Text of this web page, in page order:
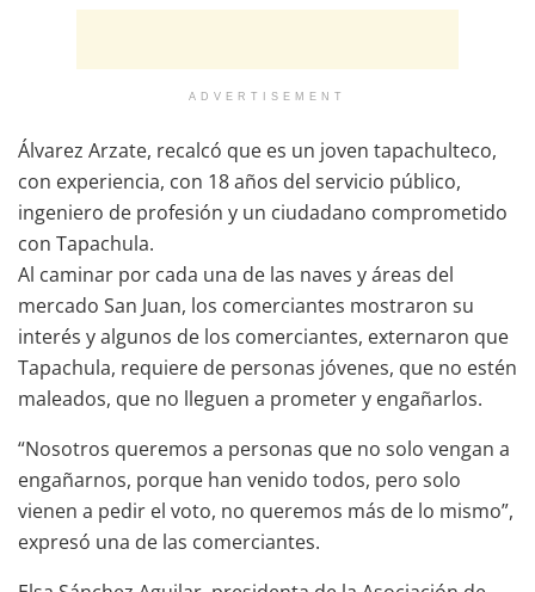
ADVERTISEMENT
Álvarez Arzate, recalcó que es un joven tapachulteco,
con experiencia, con 18 años del servicio público,
ingeniero de profesión y un ciudadano comprometido
con Tapachula.
Al caminar por cada una de las naves y áreas del
mercado San Juan, los comerciantes mostraron su
interés y algunos de los comerciantes, externaron que
Tapachula, requiere de personas jóvenes, que no estén
maleados, que no lleguen a prometer y engañarlos.
“Nosotros queremos a personas que no solo vengan a
engañarnos, porque han venido todos, pero solo
vienen a pedir el voto, no queremos más de lo mismo”,
expresó una de las comerciantes.